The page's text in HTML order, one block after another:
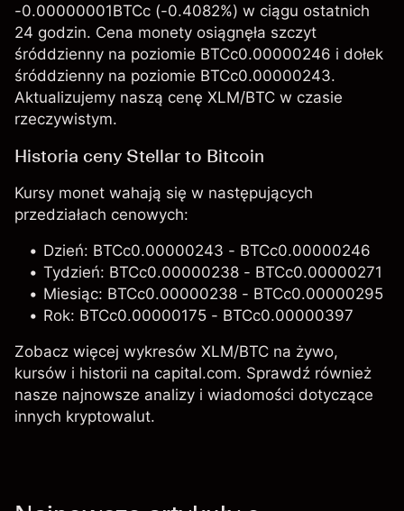
-0.00000001BTCc (-0.4082%) w ciągu ostatnich
24 godzin. Cena monety osiągnęła szczyt
śróddzienny na poziomie BTCc0.00000246 i dołek
śróddzienny na poziomie BTCc0.00000243.
Aktualizujemy naszą cenę XLM/BTC w czasie
rzeczywistym.
Historia ceny Stellar to Bitcoin
Kursy monet wahają się w następujących
przedziałach cenowych:
Dzień: BTCc0.00000243 - BTCc0.00000246
Tydzień: BTCc0.00000238 - BTCc0.00000271
Miesiąc: BTCc0.00000238 - BTCc0.00000295
Rok: BTCc0.00000175 - BTCc0.00000397
Zobacz więcej wykresów XLM/BTC na żywo,
kursów i historii na capital.com. Sprawdź również
nasze najnowsze analizy i wiadomości dotyczące
innych kryptowalut.